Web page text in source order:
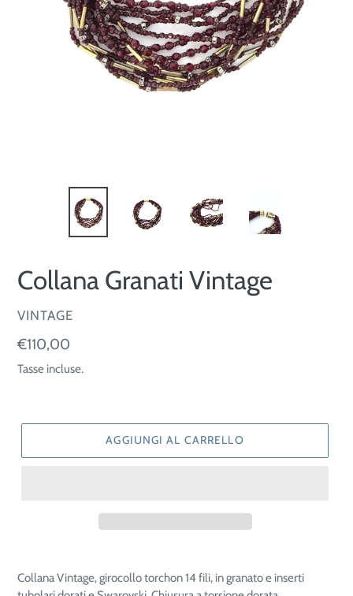
Collana Granati Vintage
VENDITORE
VINTAGE
Prezzo
di
€110,00
Tasse incluse.
AGGIUNGI AL CARRELLO
Collana Vintage, girocollo torchon 14 fili, in granato e inserti